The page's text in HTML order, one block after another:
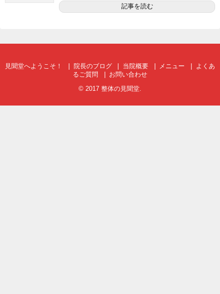
記事を読む
見聞堂へようこそ！ 院長のブログ 当院概要 メニュー
よくあ
るご質問
お問い合わせ
© 2017 整体の見聞堂.